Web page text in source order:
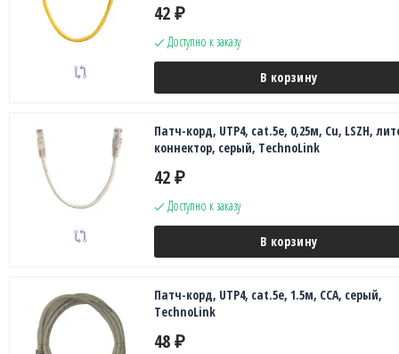
42 ₽
Доступно к заказу
В корзину
Патч-корд, UTP4, cat.5e, 0,25м, Сu, LSZH,
коннектор, серый, TechnoLink
42 ₽
Доступно к заказу
В корзину
Патч-корд, UTP4, cat.5е, 1.5м, CCA, серый,
TechnoLink
48 ₽